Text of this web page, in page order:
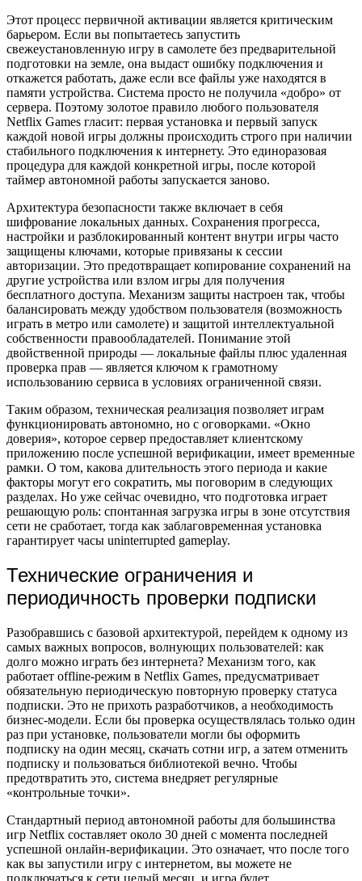
Этот процесс первичной активации является критическим
барьером. Если вы попытаетесь запустить
свежеустановленную игру в самолете без предварительной
подготовки на земле, она выдаст ошибку подключения и
откажется работать, даже если все файлы уже находятся в
памяти устройства. Система просто не получила «добро» от
сервера. Поэтому золотое правило любого пользователя
Netflix Games гласит: первая установка и первый запуск
каждой новой игры должны происходить строго при наличии
стабильного подключения к интернету. Это единоразовая
процедура для каждой конкретной игры, после которой
таймер автономной работы запускается заново.
Архитектура безопасности также включает в себя
шифрование локальных данных. Сохранения прогресса,
настройки и разблокированный контент внутри игры часто
защищены ключами, которые привязаны к сессии
авторизации. Это предотвращает копирование сохранений на
другие устройства или взлом игры для получения
бесплатного доступа. Механизм защиты настроен так, чтобы
балансировать между удобством пользователя (возможность
играть в метро или самолете) и защитой интеллектуальной
собственности правообладателей. Понимание этой
двойственной природы — локальные файлы плюс удаленная
проверка прав — является ключом к грамотному
использованию сервиса в условиях ограниченной связи.
Таким образом, техническая реализация позволяет играм
функционировать автономно, но с оговорками. «Окно
доверия», которое сервер предоставляет клиентскому
приложению после успешной верификации, имеет временные
рамки. О том, какова длительность этого периода и какие
факторы могут его сократить, мы поговорим в следующих
разделах. Но уже сейчас очевидно, что подготовка играет
решающую роль: спонтанная загрузка игры в зоне отсутствия
сети не сработает, тогда как заблаговременная установка
гарантирует часы uninterrupted gameplay.
Технические ограничения и
периодичность проверки подписки
Разобравшись с базовой архитектурой, перейдем к одному из
самых важных вопросов, волнующих пользователей: как
долго можно играть без интернета? Механизм того, как
работает offline-режим в Netflix Games, предусматривает
обязательную периодическую повторную проверку статуса
подписки. Это не прихоть разработчиков, а необходимость
бизнес-модели. Если бы проверка осуществлялась только один
раз при установке, пользователи могли бы оформить
подписку на один месяц, скачать сотни игр, а затем отменить
подписку и пользоваться библиотекой вечно. Чтобы
предотвратить это, система внедряет регулярные
«контрольные точки».
Стандартный период автономной работы для большинства
игр Netflix составляет около 30 дней с момента последней
успешной онлайн-верификации. Это означает, что после того
как вы запустили игру с интернетом, вы можете не
подключаться к сети целый месяц, и игра будет